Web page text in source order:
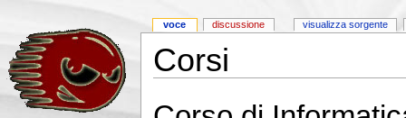
Corsi
voce discussione visualizza sorgente